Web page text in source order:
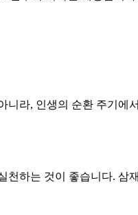
라, 인생의 순환 주기에
하는 것이 좋습니다. 삼